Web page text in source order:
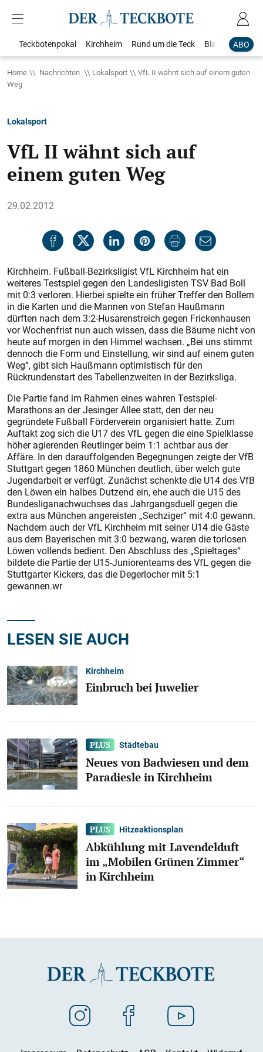
ABO
Teckbotenpokal Kirchheim Rund um die Teck Blaulicht
Home Nachrichten Lokalsport
VfL II wähnt sich auf einem guten
Weg
Lokalsport
VfL II wähnt sich auf
einem guten Weg
29.02.2012
Kirchheim. Fußball-Bezirksligist VfL Kirchheim hat ein
weiteres Testspiel gegen den Landesligisten TSV Bad Boll
mit 0:3 verloren. Hierbei spielte ein früher Treffer den Bollern
in die Karten und die Mannen von Stefan Haußmann
dürften nach dem 3:2-Husarenstreich gegen Fri­ckenhausen
vor Wochenfrist nun auch wissen, dass die Bäume nicht von
heute auf morgen in den Himmel wachsen. „Bei uns stimmt
dennoch die Form und Einstellung, wir sind auf einem guten
Weg“, gibt sich Haußmann optimistisch für den
Rückrundenstart des Tabellenzweiten in der Bezirksliga.
Die Partie fand im Rahmen eines wahren Testspiel-
Marathons an der Jesinger Allee statt, den der neu
gegründete Fußball Förderverein organisiert hatte. Zum
Auftakt zog sich die U17 des VfL gegen die eine Spielklasse
höher agierenden Reutlinger beim 1:1 achtbar aus der
Affäre. In den darauffolgenden Begegnungen zeigte der VfB
Stuttgart gegen 1860 München deutlich, über welch gute
Jugendarbeit er verfügt. Zunächst schenkte die U14 des VfB
den Löwen ein halbes Dutzend ein, ehe auch die U15 des
Bundesliganachwuchses das Jahrgangsduell gegen die
extra aus München angereisten „Sechziger“ mit 4:0 gewann.
Nachdem auch der VfL Kirchheim mit seiner U14 die Gäste
aus dem Bayerischen mit 3:0 bezwang, waren die torlosen
Löwen vollends bedient. Den Abschluss des „Spieltages“
bildete die Partie der U15-Juniorenteams des VfL gegen die
Stuttgarter Kickers, das die Degerlocher mit 5:1
gewannen.wr
LESEN SIE AUCH
Kirchheim
Einbruch bei Juwelier
Städtebau
Neues von Badwiesen und dem
Paradiesle in Kirchheim
Hitzeaktionsplan
Abkühlung mit Lavendelduft
im „Mobilen Grünen Zimmer“
in Kirchheim